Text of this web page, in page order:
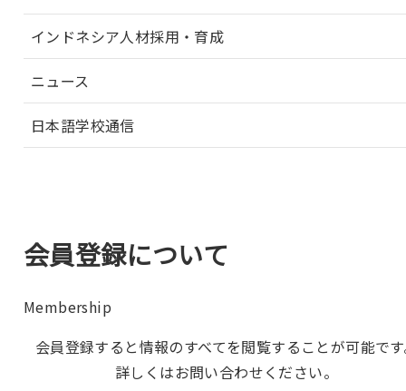
インドネシア人材採用・育成
ニュース
日本語学校通信
会員登録について
Membership
会員登録すると情報のすべてを閲覧することが可能で
詳しくはお問い合わせください。